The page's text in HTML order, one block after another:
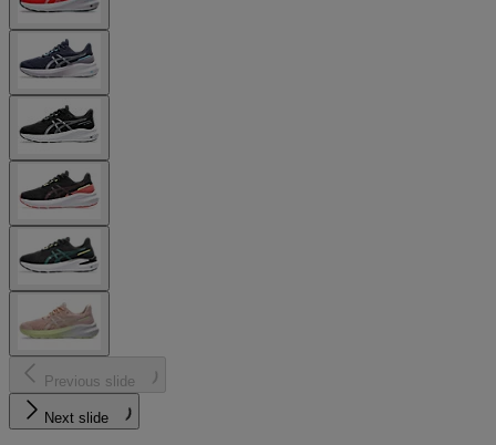
Previous slide
Next slide